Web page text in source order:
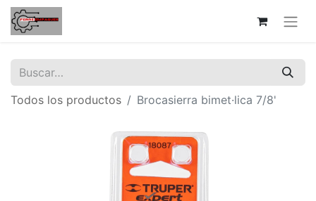
Todos los productos Brocasierra bimet·lica 7/8'